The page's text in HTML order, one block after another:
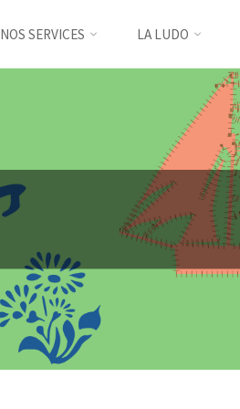
NOS SERVICES LA LUDO